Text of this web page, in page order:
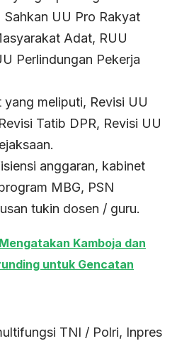
UU Pro Rakyat
Adat, RUU
Perlindungan Pekerja
meliputi, Revisi UU
Tatib DPR, Revisi UU
anggaran, kabinet
MBG, PSN
tukin dosen / guru.
Kamboja dan
untuk Gencatan
TNI / Polri, Inpres